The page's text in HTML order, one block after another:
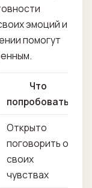
эмоций и
помогут
Что
попробовать
Открыто
поговорить о
своих
чувствах